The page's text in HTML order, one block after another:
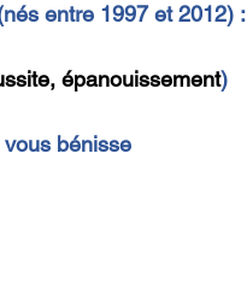
entre 1997 et 2012) :
épanouissement)
bénisse